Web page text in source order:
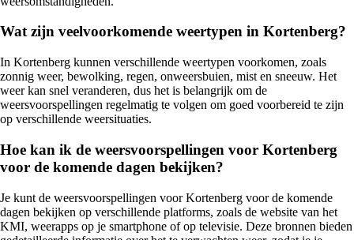
Wat zijn veelvoorkomende weertypen in Kortenberg?
In Kortenberg kunnen verschillende weertypen voorkomen, zoals
zonnig weer, bewolking, regen, onweersbuien, mist en sneeuw. Het
weer kan snel veranderen, dus het is belangrijk om de
weersvoorspellingen regelmatig te volgen om goed voorbereid te zijn
op verschillende weersituaties.
Hoe kan ik de weersvoorspellingen voor Kortenberg
voor de komende dagen bekijken?
Je kunt de weersvoorspellingen voor Kortenberg voor de komende
dagen bekijken op verschillende platforms, zoals de website van het
KMI, weerapps op je smartphone of op televisie. Deze bronnen bieden